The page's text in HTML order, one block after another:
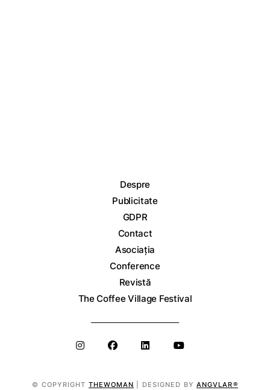
Despre
Publicitate
GDPR
Contact
Asociația
Conference
Revistă
The Coffee Village Festival
© COPYRIGHT THEWOMAN | DESIGNED BY ANGVLAR®